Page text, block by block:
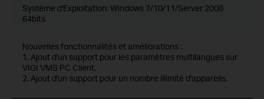
Système d'Exploitation: Windows 7/10/11/Server 2008
64bits
Nouvelles fonctionnalités et améliorations :
1. Ajout d'un support pour les paramètres multilangues sur
VIGI VMS PC Client.
2. Ajout d'un support pour un nombre illimité d'appareils.